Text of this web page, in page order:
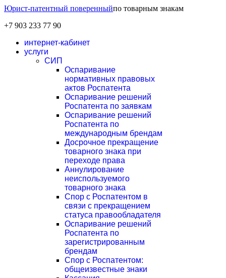
Юрист-патентный поверенныйпо товарным знакам
+7 903 233 77 90
интернет-кабинет
услуги
СИП
Оспаривание
нормативных правовых
актов Роспатента
Оспаривание решений
Роспатента по заявкам
Оспаривание решений
Роспатента по
международным брендам
Досрочное прекращение
товарного знака при
переходе права
Аннулирование
неиспользуемого
товарного знака
Спор с Роспатентом в
связи с прекращением
статуса правообладателя
Оспаривание решений
Роспатента по
зарегистрированным
брендам
Спор с Роспатентом:
общеизвестные знаки